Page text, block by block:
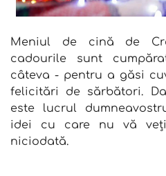
Meniul de cină de
cadourile sunt
câteva - pentru a găsi
felicitări de sărbători.
este lucrul
idei cu care nu vă
niciodată.